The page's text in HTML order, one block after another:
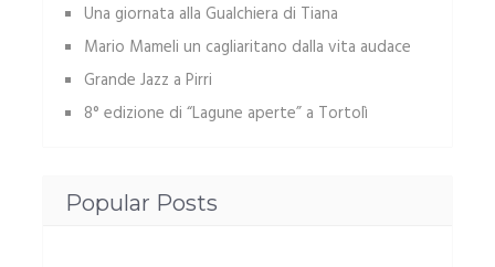
Una giornata alla Gualchiera di Tiana
Mario Mameli un cagliaritano dalla vita audace
Grande Jazz a Pirri
8° edizione di “Lagune aperte” a Tortolì
Popular Posts